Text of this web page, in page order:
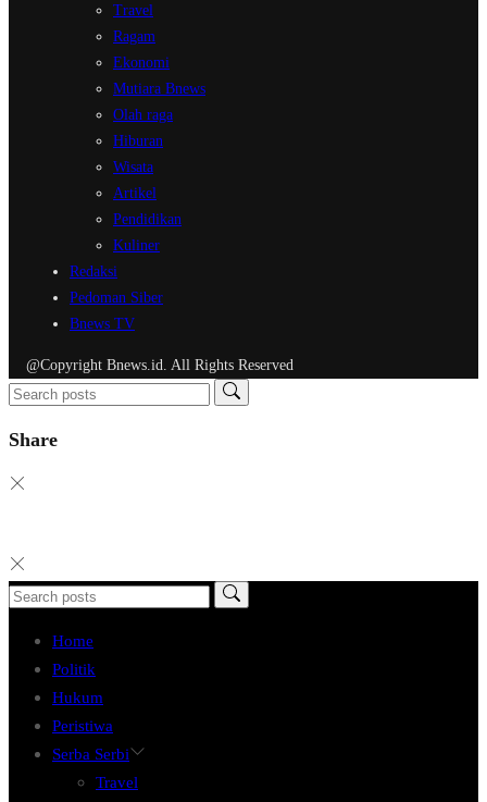
Travel
Ragam
Ekonomi
Mutiara Bnews
Olah raga
Hiburan
Wisata
Artikel
Pendidikan
Kuliner
Redaksi
Pedoman Siber
Bnews TV
@Copyright Bnews.id. All Rights Reserved
Share
Home
Politik
Hukum
Peristiwa
Serba Serbi
Travel